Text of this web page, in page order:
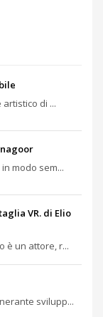
di ...
modo sem...
VR. di Elio
è un attore, r...
svilupp...